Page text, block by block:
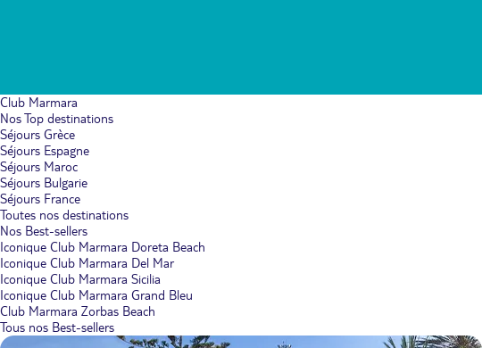
Club Marmara
Nos Top destinations
Séjours Grèce
Séjours Espagne
Séjours Maroc
Séjours Bulgarie
Séjours France
Toutes nos destinations
Nos Best-sellers
Iconique Club Marmara Doreta Beach
Iconique Club Marmara Del Mar
Iconique Club Marmara Sicilia
Iconique Club Marmara Grand Bleu
Club Marmara Zorbas Beach
Tous nos Best-sellers